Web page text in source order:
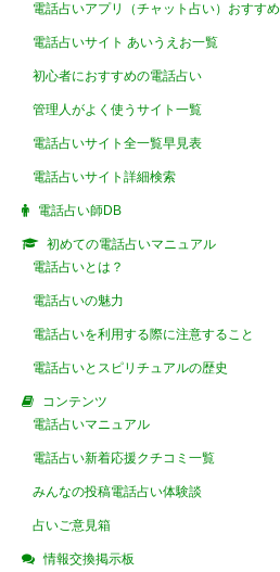
電話占いアプリ（チャット占い）おすすめ
電話占いサイト あいうえお一覧
初心者におすすめの電話占い
管理人がよく使うサイト一覧
電話占いサイト全一覧早見表
電話占いサイト詳細検索
電話占い師DB
初めての電話占いマニュアル
電話占いとは？
電話占いの魅力
電話占いを利用する際に注意すること
電話占いとスピリチュアルの歴史
コンテンツ
電話占いマニュアル
電話占い新着応援クチコミ一覧
みんなの投稿電話占い体験談
占いご意見箱
情報交換掲示板